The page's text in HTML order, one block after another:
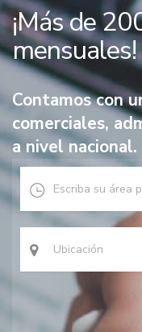
¡Más de
mensuales!
Contamos con
comerciales,
a nivel nacional.